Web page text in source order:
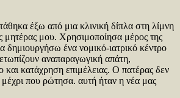
έξω από μια κλινική δίπλα στη λίμνη
μητέρας μου. Χρησιμοποίησα μέρος της
δημιουργήσω ένα νομικό-ιατρικό κέντρο
αναπαραγωγική απάτη,
και κατάχρηση επιμέλειας. Ο πατέρας δεν
μέχρι που ρώτησα. αυτή ήταν η νέα μας